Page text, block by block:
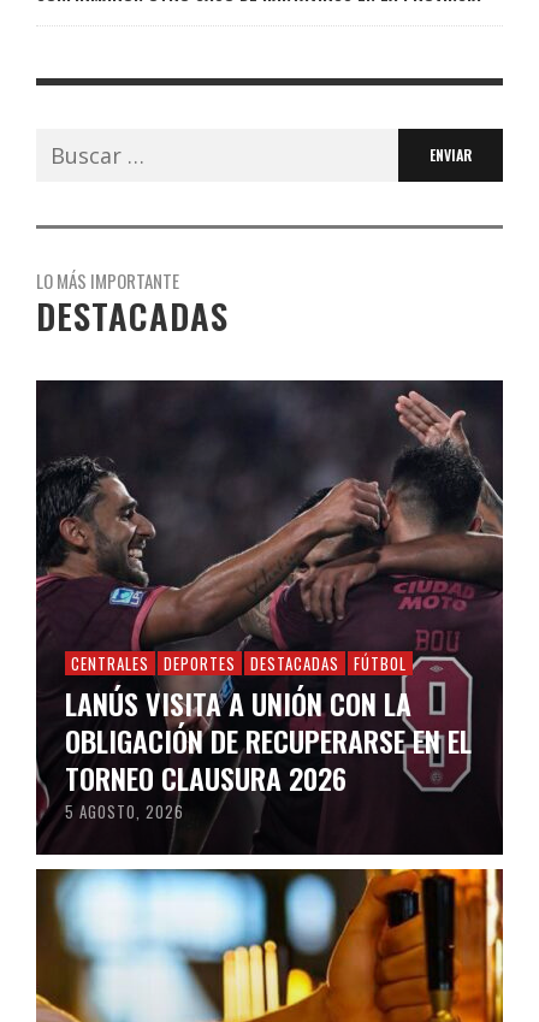
Buscar:
LO MÁS IMPORTANTE
DESTACADAS
CENTRALES DEPORTES DESTACADAS FÚTBOL
LANÚS VISITA A UNIÓN CON LA
OBLIGACIÓN DE RECUPERARSE EN EL
TORNEO CLAUSURA 2026
5 AGOSTO, 2026